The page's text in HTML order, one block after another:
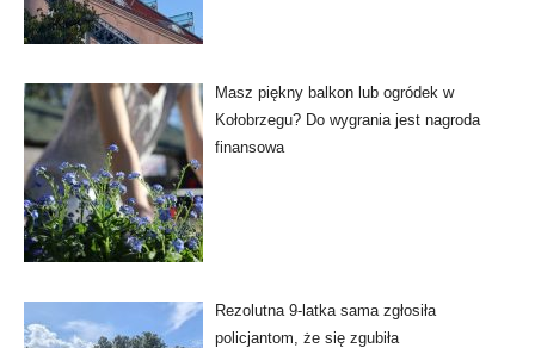
Masz piękny balkon lub ogródek w
Kołobrzegu? Do wygrania jest nagroda
finansowa
Rezolutna 9-latka sama zgłosiła
policjantom, że się zgubiła